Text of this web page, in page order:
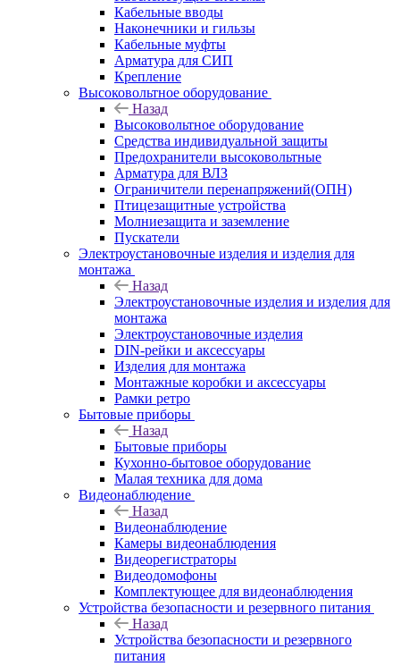
Кабельные вводы
Наконечники и гильзы
Кабельные муфты
Арматура для СИП
Крепление
Высоковольтное оборудование
Назад
Высоковольтное оборудование
Средства индивидуальной защиты
Предохранители высоковольтные
Арматура для ВЛЗ
Ограничители перенапряжений(ОПН)
Птицезащитные устройства
Молниезащита и заземление
Пускатели
Электроустановочные изделия и изделия для
монтажа
Назад
Электроустановочные изделия и изделия для
монтажа
Электроустановочные изделия
DIN-рейки и аксессуары
Изделия для монтажа
Монтажные коробки и аксессуары
Рамки ретро
Бытовые приборы
Назад
Бытовые приборы
Кухонно-бытовое оборудование
Малая техника для дома
Видеонаблюдение
Назад
Видеонаблюдение
Камеры видеонаблюдения
Видеорегистраторы
Видеодомофоны
Комплектующее для видеонаблюдения
Устройства безопасности и резервного питания
Назад
Устройства безопасности и резервного
питания